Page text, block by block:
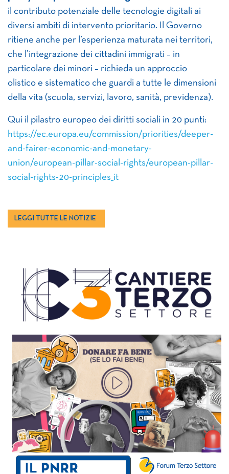
il contributo potenziale delle tecnologie digitali ai
diversi ambiti di intervento prioritario. Il Governo
ritiene anche per l’esperienza maturata nei territori,
che l’integrazione dei cittadini immigrati – in
particolare dei minori – richieda un approccio
olistico e sistematico che guardi a tutte le dimensioni
della vita (scuola, servizi, lavoro, sanità, previdenza).
Qui il pilastro europeo dei diritti sociali in 20 punti:
https://ec.europa.eu/commission/priorities/deeper-
and-fairer-economic-and-monetary-
union/european-pillar-social-rights/european-pillar-
social-rights-20-principles_it
LEGGI TUTTE LE NOTIZIE